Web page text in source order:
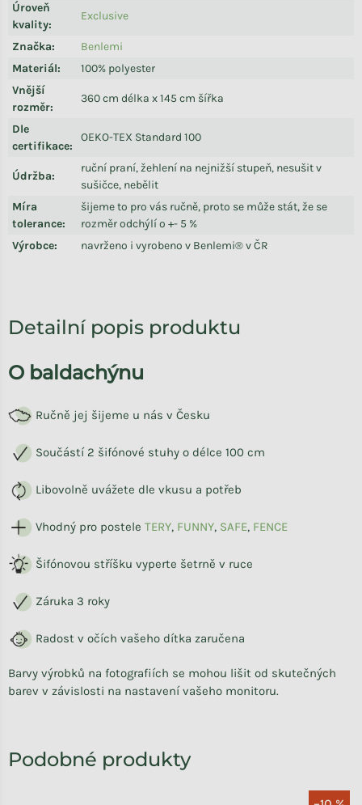
Úroveň
kvality:
Exclusive
Značka:
Benlemi
Materiál:
100% polyester
Vnější
rozměr:
360 cm délka x 145 cm šířka
Dle
certifikace:
OEKO-TEX Standard 100
Údržba:
ruční praní, žehlení na nejnižší stupeň, nesušit v
sušičce, nebělit
Míra
tolerance:
šijeme to pro vás ručně, proto se může stát, že se
rozměr odchýlí o +- 5 %
Výrobce: navrženo i vyrobeno v Benlemi® v ČR
Detailní popis produktu
O baldachýnu
Ručně jej šijeme u nás v Česku
Součástí 2 šifónové stuhy o délce 100 cm
Libovolně uvážete dle vkusu a potřeb
Vhodný pro postele TERY, FUNNY, SAFE, FENCE
Šifónovou stříšku vyperte šetrně v ruce
Záruka 3 roky
Radost v očích vašeho dítka zaručena
Barvy výrobků na fotografiích se mohou lišit od skutečných
barev v závislosti na nastavení vašeho monitoru.